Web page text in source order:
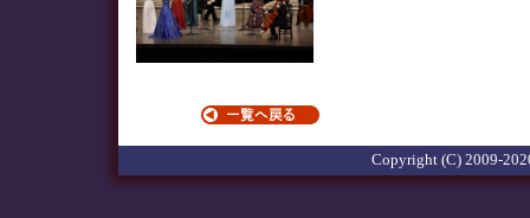
Copyright (C) 2009-